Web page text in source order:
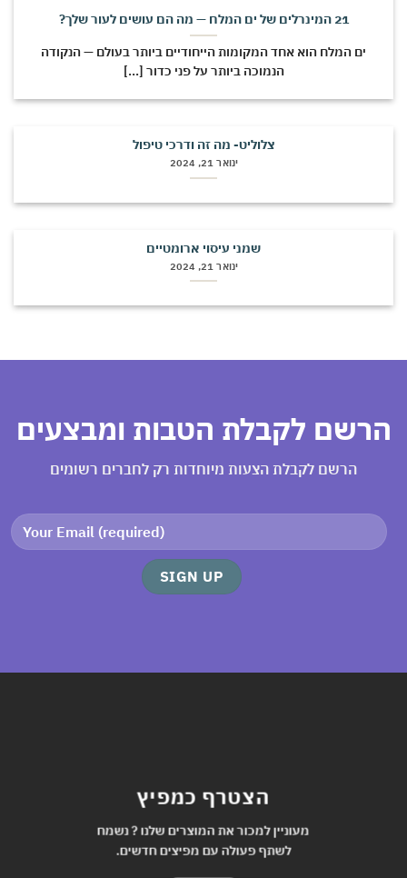
21 המינרלים של ים המלח — מה הם עושים לעור שלך?
ים המלח הוא אחד המקומות הייחודיים ביותר בעולם — הנקודה
הנמוכה ביותר על פני כדור [...]
צלוליט- מה זה ודרכי טיפול
ינואר 21, 2024
שמני עיסוי ארומטיים
ינואר 21, 2024
הרשם לקבלת הטבות ומבצעים
הרשם לקבלת הצעות מיוחדות רק לחברים רשומים
הצטרף כמפיץ
מעוניין למכור את המוצרים שלנו ? נשמח
לשתף פעולה עם מפיצים חדשים.